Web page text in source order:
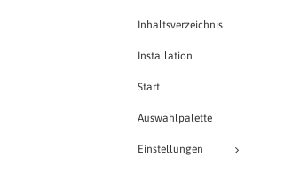
Inhaltsverzeichnis
Installation
Start
Auswahlpalette
Einstellungen